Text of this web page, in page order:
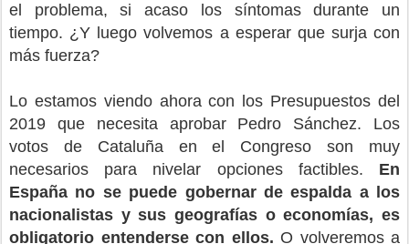
el problema, si acaso los síntomas durante un
tiempo. ¿Y luego volvemos a esperar que surja con
más fuerza?
Lo estamos viendo ahora con los Presupuestos del
2019 que necesita aprobar Pedro Sánchez. Los
votos de Cataluña en el Congreso son muy
necesarios para nivelar opciones factibles. En
España no se puede gobernar de espalda a los
nacionalistas y sus geografías o economías, es
obligatorio entenderse con ellos. O volveremos a